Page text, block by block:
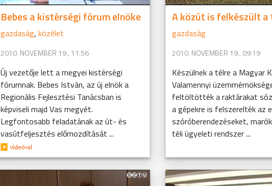
Bebes a kistérségi fórum elnöke
gazdaság, közélet
2010. NOVEMBER 19., 11:56
Új vezetője lett a megyei kistérségi
fórumnak. Bebes István, az új elnök a
Regionális Fejlesztési Tanácsban is
képviseli majd Vas megyét.
Legfontosabb feladatának az út- és
vasútfeljesztés előmozdítását ...
A közút is felkészült a
gazdaság
2010. NOVEMBER 19., 09:19
Készülnek a télre a Magyar
Valamennyi
feltöltötték a raktárakat
a gépekre is felszerelték az
szóróberendezéseket,
téli ügyeleti rendszer ...